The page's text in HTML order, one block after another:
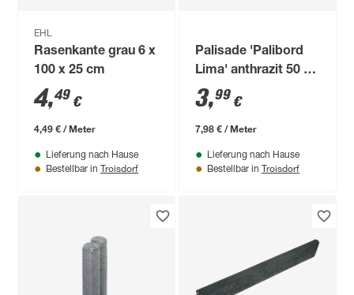
EHL
Rasenkante grau 6 x
100 x 25 cm
4,49 €
4,49 € / Meter
Lieferung nach Hause
Bestellbar in Troisdorf
Palisade 'Palibord
Lima' anthrazit 50 x
25 x 6 cm
3,99 €
7,98 € / Meter
Lieferung nach Hause
Bestellbar in Troisdorf